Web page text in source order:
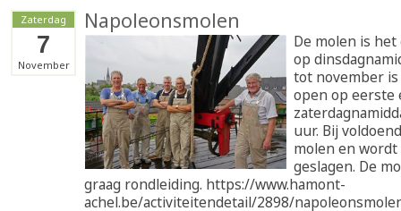
Zaterdag
7
November
Napoleonsmolen
De molen is
op
tot november
open op eerste
uur. Bij
molen en
geslagen. De
graag rondleiding. https://www.hamont-
achel.be/activiteitendetail/2898/